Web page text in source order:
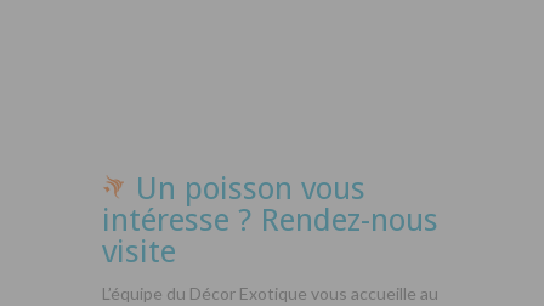
Un poisson vous
intéresse ? Rendez-nous
visite
L’équipe du Décor Exotique vous accueille au